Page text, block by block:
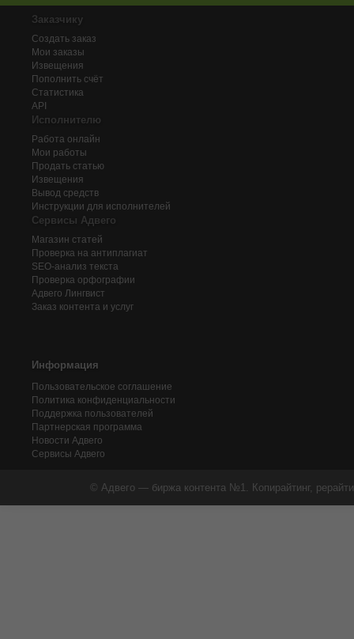
Заказчику
Создать заказ
Мои заказы
Извещения
Пополнить счёт
Статистика
API
Исполнителю
Работа онлайн
Мои работы
Продать статью
Извещения
Вывод средств
Инструкции для исполнителей
Сервисы Адвего
Магазин статей
Проверка на антиплагиат
SEO-анализ текста
Проверка орфографии
Адвего Лингвист
Заказ контента и услуг
Информация
Пользовательское соглашение
Политика конфиденциальности
Поддержка пользователей
Партнерская программа
Новости Адвего
Сервисы Адвего
© Адвего — биржа контента №1. Копирайтинг,